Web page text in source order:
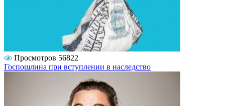
Просмотров 56822
Госпошлина при вступлении в наследство